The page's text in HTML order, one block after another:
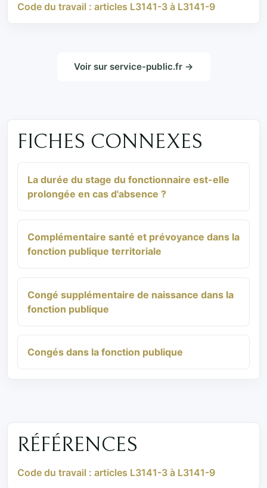
Code du travail : articles L3141-3 à L3141-9
Voir sur service-public.fr →
FICHES CONNEXES
La durée du stage du fonctionnaire est-elle
prolongée en cas d'absence ?
Complémentaire santé et prévoyance dans la
fonction publique territoriale
Congé supplémentaire de naissance dans la
fonction publique
Congés dans la fonction publique
RÉFÉRENCES
Code du travail : articles L3141-3 à L3141-9